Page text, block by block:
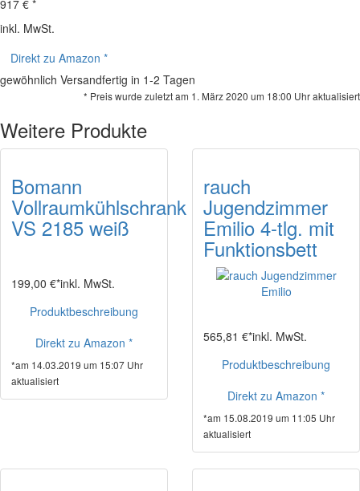
917 € *
inkl. MwSt.
Direkt zu Amazon *
gewöhnlich Versandfertig in 1-2 Tagen
* Preis wurde zuletzt am 1. März 2020 um 18:00 Uhr aktualisiert
Weitere Produkte
Bomann
Vollraumkühlschrank
VS 2185 weiß
199,00 €*inkl. MwSt.
Produktbeschreibung
Direkt zu Amazon *
*am 14.03.2019 um 15:07 Uhr
aktualisiert
rauch
Jugendzimmer
Emilio 4-tlg. mit
Funktionsbett
565,81 €*inkl. MwSt.
Produktbeschreibung
Direkt zu Amazon *
*am 15.08.2019 um 11:05 Uhr
aktualisiert